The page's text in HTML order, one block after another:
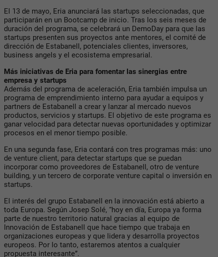
El 13 de mayo, Eria anunciará las startups seleccionadas, que
participarán en un Bootcamp de inicio. Tras los seis meses de
duración del programa, se celebrará un DemoDay para que las
startups presenten sus proyectos ante mentores, el comité de
dirección de Estabanell, potenciales clientes, inversores,
business angels y el ecosistema empresarial.
Más iniciativas de Eria para fomentar las sinergias entre
empresa y startups
Además del programa de aceleración, Eria también impulsa un
programa de emprendimiento interno para ayudar a equipos y
partners de Estabanell a crear y lanzar al mercado nuevos
productos, servicios y startups. El objetivo de este programa es
ganar velocidad para detectar nuevas oportunidades y optimizar
procesos en el menor tiempo posible.
En una segunda fase, Eria contará con tres programas más: uno
de venture client, para detectar startups que se puedan
incorporar como proveedores de Estabanell, otro de venture
building, y un tercero de corporate venture capital o inversión en
startups.
El interés del grupo Estabanell en la innovación está abierto a
toda Europa. Según Josep Solé, “hoy en día, Europa ya forma
parte de nuestro territorio natural gracias al equipo de
Innovación de Estabanell que hace tiempo que trabaja en
organizaciones europeas y que lidera y desarrolla proyectos
europeos. Por lo tanto, estaremos atentos a cualquier
propuesta interesante”.